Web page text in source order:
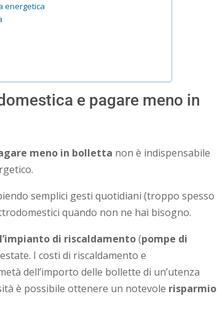
energetica
e pagare meno in
meno in bolletta non è indispensabile
semplici gesti quotidiani (troppo spesso
quando non ne hai bisogno.
di riscaldamento(pompe di
I costi di riscaldamento e
dell’importo delle bollette di un’utenza
è possibile ottenere un notevole risparmio